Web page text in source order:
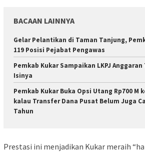
BACAAN LAINNYA
Gelar Pelantikan di Taman Tanjung,
119 Posisi Pejabat Pengawas
Pemkab Kukar Sampaikan LKPJ Anggaran
Isinya
Pemkab Kukar Buka Opsi Utang Rp700 M
kalau Transfer Dana Pusat Belum Juga
Tahun
Prestasi ini menjadikan Kukar meraih